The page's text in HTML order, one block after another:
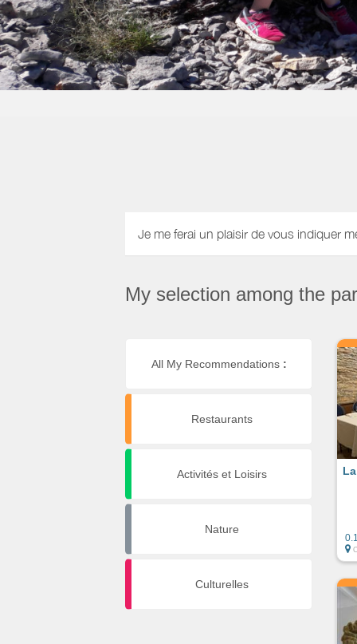
Je me ferai un plaisir de vous indiquer
My selection among the
All My Recommendations :
Restaurants
Activités et Loisirs
Nature
Culturelles